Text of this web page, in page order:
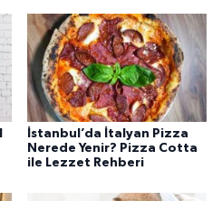
İstanbul’da İtalyan Pizza
Nerede Yenir? Pizza Cotta
ile Lezzet Rehberi